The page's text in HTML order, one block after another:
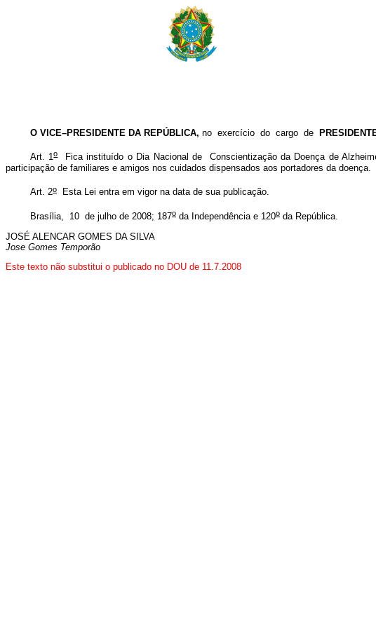
O VICE–PRESIDENTE DA REPÚBLICA, no exercício do cargo de
Art. 1oFica instituído o Dia Nacional de Conscientização da Doença de
participação de familiares e amigos nos cuidados dispensados aos portadores da doença.
Art. 2o Esta Lei entra em vigor na data de sua publicação.
Brasília, 10 de julho de 2008; 187o da Independência e 120o da República.
JOSÉ ALENCAR GOMES DA SILVA
Jose Gomes Temporão
Este texto não substitui o publicado no DOU de 11.7.2008